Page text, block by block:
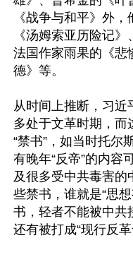
《战争与和平》外
《汤姆索亚历险记》
法国作家雨果的《悲
德》等。
从时间上推断，习近
多处于文革时期，而
“禁书”，如当时托尔
有晚年“反帝”的内容
及很多受中共毒害的
些禁书，谁就是“思
书，轻者不能被中共
还有被打成“现行反革